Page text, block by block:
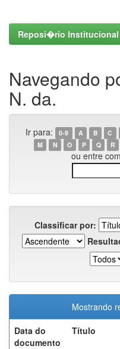
Reposi�rio Institucional
Navegando
N. da.
Ir para: 0-9 A B C
M
N O P Q R
ou entre
Classificar por:
Mostrando
Data do
documento
Título